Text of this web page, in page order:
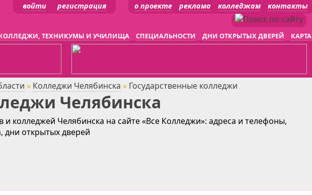
о проекте реклама колледжам контакты
войти регистрация
ТЕХНИКУМЫ И УЧИЛИЩА СПЕЦИАЛЬНОСТИ ДНИ ОТКРЫТЫХ ДВЕРЕЙ КАРТА
» Колледжи Челябинска » Государственные колледжи
Челябинска
колледжей Челябинска на сайте «Все Колледжи»: адреса и телефоны,
дни открытых дверей